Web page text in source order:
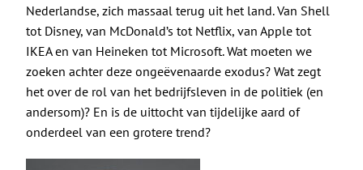
Actueel
Contact
Nederlandse, zich massaal terug uit het land. Van Shell
tot Disney, van McDonald’s tot Netflix, van Apple tot
IKEA en van Heineken tot Microsoft. Wat moeten we
zoeken achter deze ongeëvenaarde exodus? Wat zegt
het over de rol van het bedrijfsleven in de politiek (en
andersom)? En is de uittocht van tijdelijke aard of
onderdeel van een grotere trend?